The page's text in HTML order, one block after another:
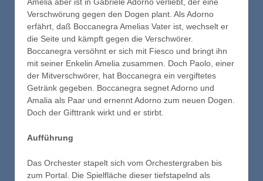
Verschwörung gegen den Dogen plant. Als Adorno
erfährt, daß Boccanegra Amelias Vater ist, wechselt er
die Seite und kämpft gegen die Verschwörer.
Boccanegra versöhnt er sich mit Fiesco und bringt ihn
mit seiner Enkelin Amelia zusammen. Doch Paolo, einer
der Mitverschwörer, hat Boccanegra ein vergiftetes
Getränk gegeben. Boccanegra segnet Adorno und
Amalia als Paar und ernennt Adorno zum neuen Dogen.
Doch der Gifttrank wirkt und er stirbt.
Aufführung
Das Orchester stapelt sich vom Orchestergraben bis
zum Portal. Die Spielfläche dieser tiefstapelnd als